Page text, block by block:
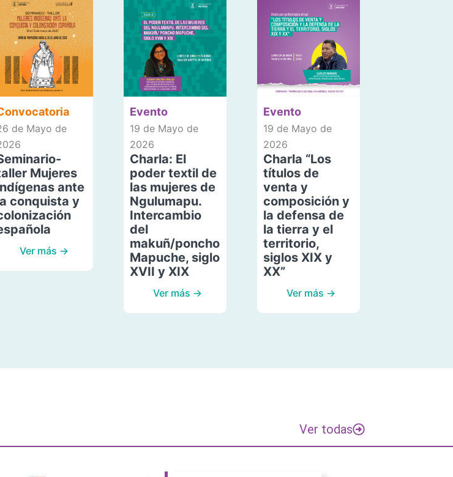
de Mayo de
Mujeres
ante
conquista y
Ver más →
Evento
19 de Mayo de
2026
Charla: El
poder textil de
las mujeres de
Ngulumapu.
Intercambio
del
makuñ/poncho
Mapuche, siglo
XVII y XIX
Ver más →
Evento
19 de Mayo de
2026
Charla “Los
títulos de
venta y
composición y
la defensa de
la tierra y el
territorio,
siglos XIX y
XX”
Ver más →
Ver todas